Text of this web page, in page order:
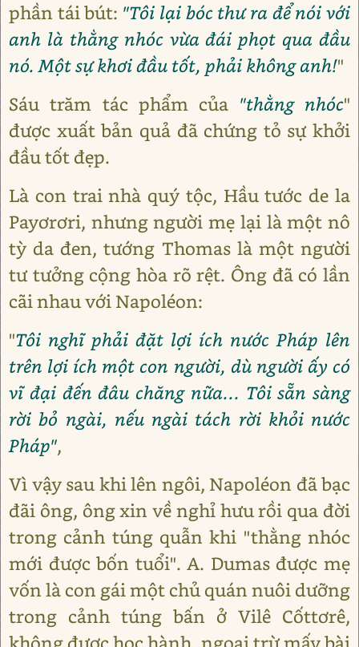
phần tái bút: "Tôi lại bóc thư ra để nói với
anh là thằng nhóc vừa đái phọt qua đầu
nó. Một sự khơi đầu tốt, phải không anh!"
Sáu trăm tác phẩm của "thằng nhóc"
được xuất bản quả đã chứng tỏ sự khởi
đầu tốt đẹp.
Là con trai nhà quý tộc, Hầu tước de la
Payơrơri, nhưng người mẹ lại là một nô
tỳ da đen, tướng Thomas là một người
tư tưởng cộng hòa rõ rệt. Ông đã có lần
cãi nhau với Napoléon:
"Tôi nghĩ phải đặt lợi ích nước Pháp lên
trên lợi ích một con người, dù người ấy có
vĩ đại đến đâu chăng nữa... Tôi sẵn sàng
rời bỏ ngài, nếu ngài tách rời khỏi nước
Pháp",
Vì vậy sau khi lên ngôi, Napoléon đã bạc
đãi ông, ông xin về nghỉ hưu rồi qua đời
trong cảnh túng quẫn khi "thằng nhóc
mới được bốn tuổi". A. Dumas được mẹ
vốn là con gái một chủ quán nuôi dưỡng
trong cảnh túng bấn ở Vilê Cốttơrê,